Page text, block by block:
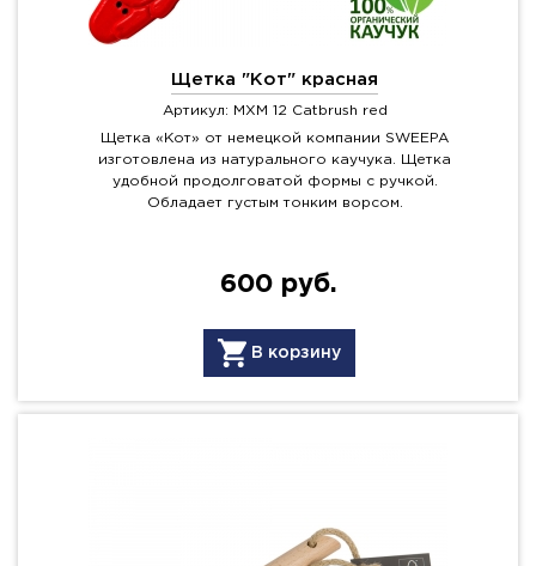
Щетка "Кот" красная
Артикул: MXM 12 Catbrush red
Щетка «Кот» от немецкой компании SWEEPA
изготовлена из натурального каучука. Щетка
удобной продолговатой формы с ручкой.
Обладает густым тонким ворсом.
600 руб.
В корзину